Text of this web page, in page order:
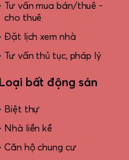
Tư vấn mua bán/thuê -
cho thuê
Đặt lịch xem nhà
Tư vấn thủ tục, pháp lý
Loại bất động sản
Biệt thự
Nhà liền kề
Căn hộ chung cư